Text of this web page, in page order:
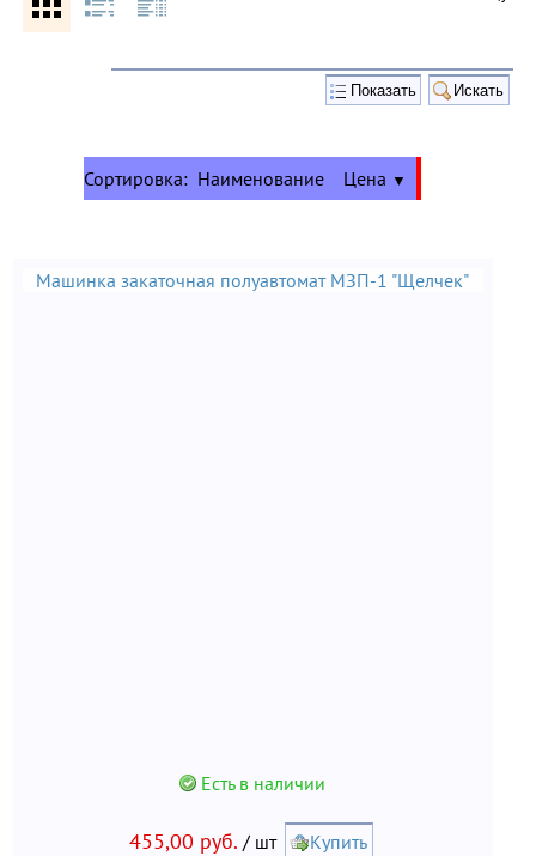
Сортировка: Наименование Цена ▼
Машинка закаточная полуавтомат МЗП-1 "Щелчек"
Есть в наличии
455,00 руб. / шт Купить